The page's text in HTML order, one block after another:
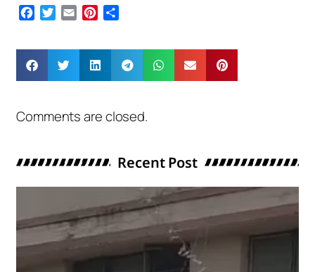
Facebook
Twitter
Email Pinterest
Comments are closed.
Recent Post